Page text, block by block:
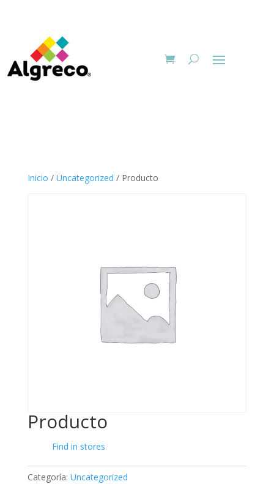
Inicio / Uncategorized / Producto
Producto
Find in stores
Categoría: Uncategorized